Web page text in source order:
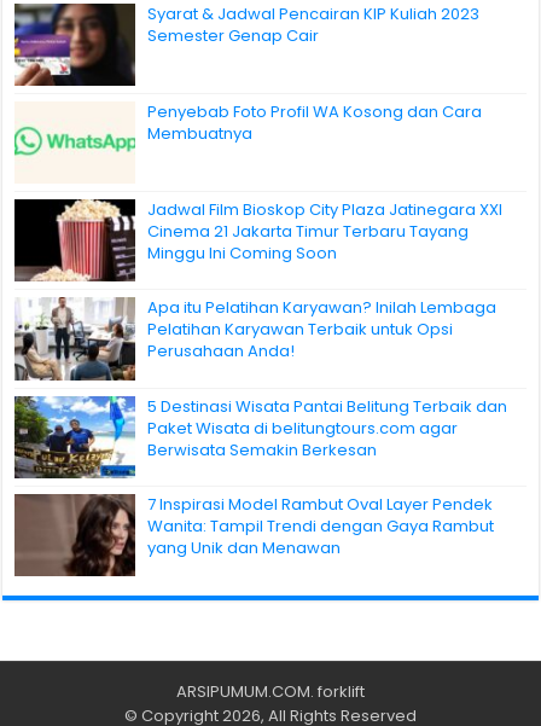
Syarat & Jadwal Pencairan KIP Kuliah 2023
Semester Genap Cair
Penyebab Foto Profil WA Kosong dan Cara
Membuatnya
Jadwal Film Bioskop City Plaza Jatinegara XXI
Cinema 21 Jakarta Timur Terbaru Tayang
Minggu Ini Coming Soon
Apa itu Pelatihan Karyawan? Inilah Lembaga
Pelatihan Karyawan Terbaik untuk Opsi
Perusahaan Anda!
5 Destinasi Wisata Pantai Belitung Terbaik dan
Paket Wisata di belitungtours.com agar
Berwisata Semakin Berkesan
7 Inspirasi Model Rambut Oval Layer Pendek
Wanita: Tampil Trendi dengan Gaya Rambut
yang Unik dan Menawan
ARSIPUMUM.COM. forklift
© Copyright 2026, All Rights Reserved